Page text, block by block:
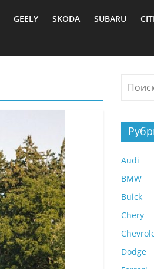
GEELY SKODA SUBARU
Audi
BMW
Buick
Chery
Dodge